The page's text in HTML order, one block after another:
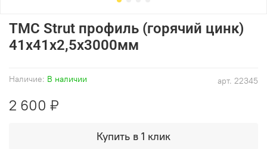
арт. 22345
Наличие: В наличии
ТМС Strut профиль (горячий цинк)
41x41х2,5х3000мм
2 600 ₽
Купить в 1 клик